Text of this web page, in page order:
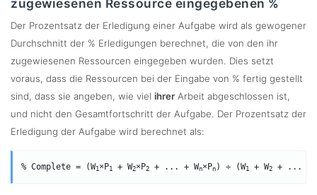
Der Prozentsatz der Erledigung einer Aufgabe wird als gewogener
Durchschnitt der % Erledigungen berechnet, die von den ihr
zugewiesenen Ressourcen eingegeben wurden. Dies setzt
voraus, dass die Ressourcen bei der Eingabe von % fertig gestellt
sind, dass sie angeben, wie viel ihrer Arbeit abgeschlossen ist,
und nicht den Gesamtfortschritt der Aufgabe. Der Prozentsatz der
Erledigung der Aufgabe wird berechnet als:
% Complete = (W1 ×P1 + W2×P2 + ... + Wn×Pn ) ÷ (W1 + W2 + ... +